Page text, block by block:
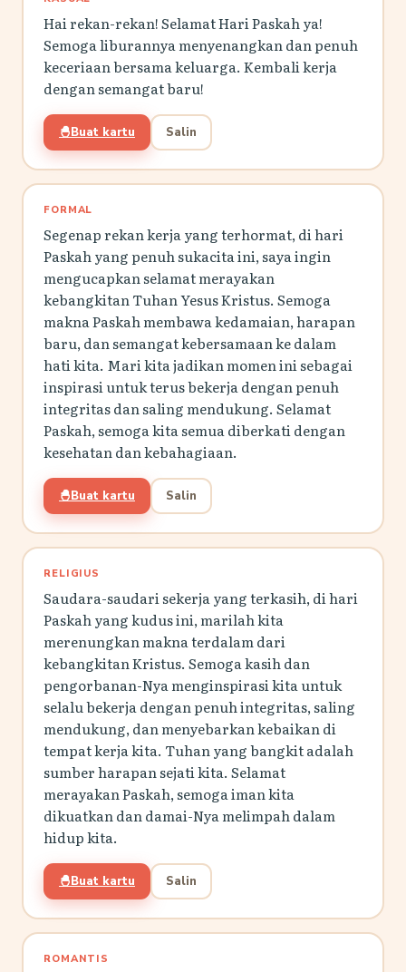
Hai rekan-rekan! Selamat Hari Paskah ya!
Semoga liburannya menyenangkan dan penuh
keceriaan bersama keluarga. Kembali kerja
dengan semangat baru!
🐣Buat kartu Salin
FORMAL
Segenap rekan kerja yang terhormat, di hari
Paskah yang penuh sukacita ini, saya ingin
mengucapkan selamat merayakan
kebangkitan Tuhan Yesus Kristus. Semoga
makna Paskah membawa kedamaian, harapan
baru, dan semangat kebersamaan ke dalam
hati kita. Mari kita jadikan momen ini sebagai
inspirasi untuk terus bekerja dengan penuh
integritas dan saling mendukung. Selamat
Paskah, semoga kita semua diberkati dengan
kesehatan dan kebahagiaan.
🐣Buat kartu Salin
RELIGIUS
Saudara-saudari sekerja yang terkasih, di hari
Paskah yang kudus ini, marilah kita
merenungkan makna terdalam dari
kebangkitan Kristus. Semoga kasih dan
pengorbanan-Nya menginspirasi kita untuk
selalu bekerja dengan penuh integritas, saling
mendukung, dan menyebarkan kebaikan di
tempat kerja kita. Tuhan yang bangkit adalah
sumber harapan sejati kita. Selamat
merayakan Paskah, semoga iman kita
dikuatkan dan damai-Nya melimpah dalam
hidup kita.
🐣Buat kartu Salin
ROMANTIS